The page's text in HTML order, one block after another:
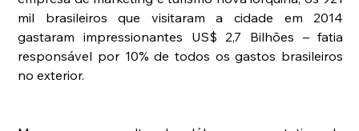
mil brasileiros que visitaram a cidade em 2014
gastaram impressionantes US$ 2,7 Bilhões – fatia
responsável por 10% de todos os gastos brasileiros
no exterior.